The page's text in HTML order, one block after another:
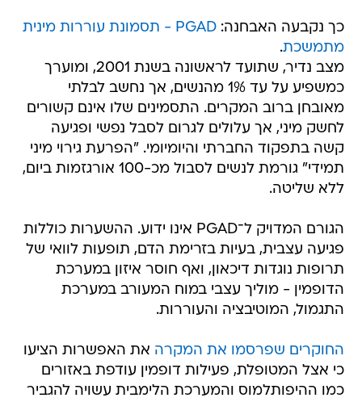
כך נקבעה האבחנה:
PGAD - תסמונת עוררות מינית
מתמשכת.
מצב נדיר, שתועד לראשונה בשנת 2001, ומוערך
כמשפיע על עד 1% מהנשים, אך נחשב לבלתי
מאובחן ברוב המקרים. התסמינים שלו אינם קשורים
לחשק מיני, אך עלולים לגרום לסבל נפשי ופגיעה
קשה בתפקוד החברתי והיומיומי. "הפרעת גירוי מיני
תמידי" גורמת לנשים לסבול מכ-100 אורגזמות ביום,
ללא שליטה.
הגורם המדויק ל־PGAD אינו ידוע. ההשערות כוללות
פגיעה עצבית, בעיות בזרימת הדם, תופעות לוואי של
תרופות נוגדות דיכאון, ואף חוסר איזון במערכת
הדופמין - מוליך עצבי במוח המעורב במערכת
התגמול, המוטיבציה והעוררות.
החוקרים שפרסמו את המקרה את האפשרות הציעו
כי אצל המטופלת, פעילות דופמין עודפת באזורים
כמו ההיפותלמוס והמערכת הלימבית עשויה להגביר